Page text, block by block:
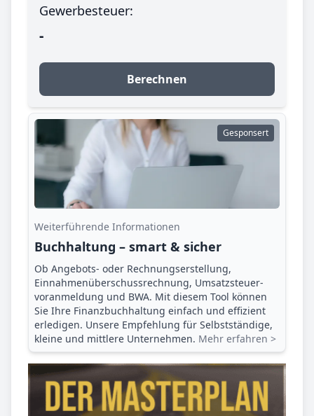
Gewerbesteuer:
-
Berechnen
Gesponsert
Weiterführende Informationen
Buchhaltung – smart & sicher
Ob Angebots- oder Rechnungserstellung,
Einnahmenüberschuss­rechnung, Umsatzsteuer­
voranmeldung und BWA. Mit diesem Tool können
Sie Ihre Finanz­buchhaltung einfach und effizient
erledigen. Unsere Empfehlung für Selbstständige,
kleine und mittlere Unternehmen. Mehr erfahren >